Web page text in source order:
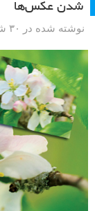
شدن عکس‌ها
نوشته شده در ۳۰ شهریور ۱۳۹۳